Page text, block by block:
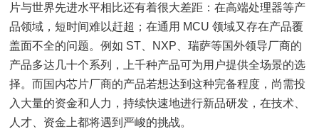
片与世界先进水平相比还有着很大差距：在高端处理器等产
品领域，短时间难以赶超；在通用 MCU 领域又存在产品覆
盖面不全的问题。例如 ST、NXP、瑞萨等国外领导厂商的
产品多达几十个系列，上千种产品可为用户提供全场景的选
择。而国内芯片厂商的产品若想达到这种完备程度，尚需投
入大量的资金和人力，持续快速地进行新品研发，在技术、
人才、资金上都将遇到严峻的挑战。